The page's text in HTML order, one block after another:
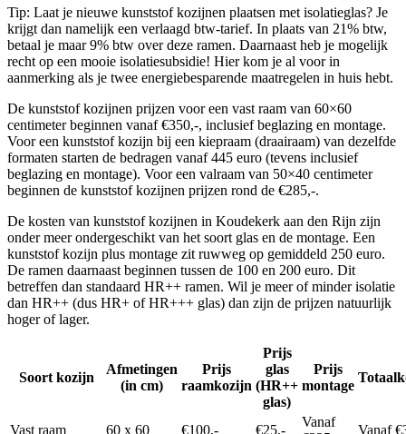
Tip: Laat je nieuwe kunststof kozijnen plaatsen met isolatieglas? Je
krijgt dan namelijk een verlaagd btw-tarief. In plaats van 21% btw,
betaal je maar 9% btw over deze ramen. Daarnaast heb je mogelijk
recht op een mooie isolatiesubsidie! Hier kom je al voor in
aanmerking als je twee energiebesparende maatregelen in huis hebt.
De kunststof kozijnen prijzen voor een vast raam van 60×60
centimeter beginnen vanaf €350,-, inclusief beglazing en montage.
Voor een kunststof kozijn bij een kiepraam (draairaam) van dezelfde
formaten starten de bedragen vanaf 445 euro (tevens inclusief
beglazing en montage). Voor een valraam van 50×40 centimeter
beginnen de kunststof kozijnen prijzen rond de €285,-.
De kosten van kunststof kozijnen in Koudekerk aan den Rijn zijn
onder meer ondergeschikt van het soort glas en de montage. Een
kunststof kozijn plus montage zit ruwweg op gemiddeld 250 euro.
De ramen daarnaast beginnen tussen de 100 en 200 euro. Dit
betreffen dan standaard HR++ ramen. Wil je meer of minder isolatie
dan HR++ (dus HR+ of HR+++ glas) dan zijn de prijzen natuurlijk
hoger of lager.
Soort kozijn
Afmetingen
(in cm)
Prijs
raamkozijn
Prijs
glas
(HR++
glas)
Prijs
montage
Vast raam 60 x 60 €100,- €25,-
Vanaf
Vanaf